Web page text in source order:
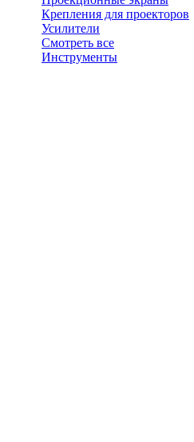
Крепления для проекторов
Усилители
Смотреть все
Инструменты